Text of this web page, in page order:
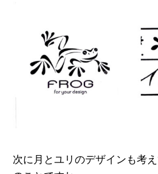
次に月とユリのデザインも考